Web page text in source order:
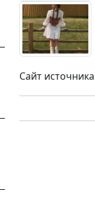
Сайт